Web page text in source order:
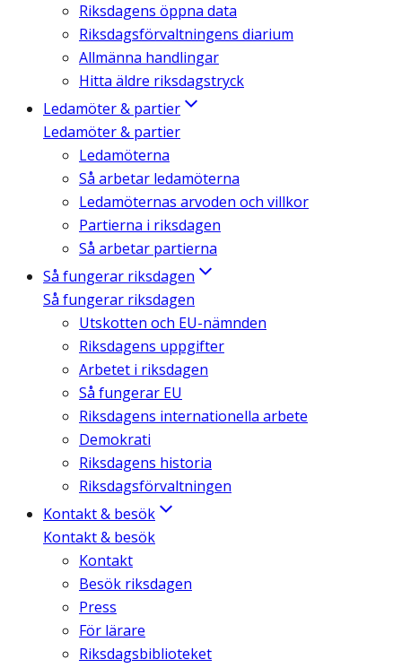
Riksdagens öppna data
Riksdagsförvaltningens diarium
Allmänna handlingar
Hitta äldre riksdagstryck
Ledamöter & partier
Ledamöter & partier
Ledamöterna
Så arbetar ledamöterna
Ledamöternas arvoden och villkor
Partierna i riksdagen
Så arbetar partierna
Så fungerar riksdagen
Så fungerar riksdagen
Utskotten och EU-nämnden
Riksdagens uppgifter
Arbetet i riksdagen
Så fungerar EU
Riksdagens internationella arbete
Demokrati
Riksdagens historia
Riksdagsförvaltningen
Kontakt & besök
Kontakt & besök
Kontakt
Besök riksdagen
Press
För lärare
Riksdagsbiblioteket